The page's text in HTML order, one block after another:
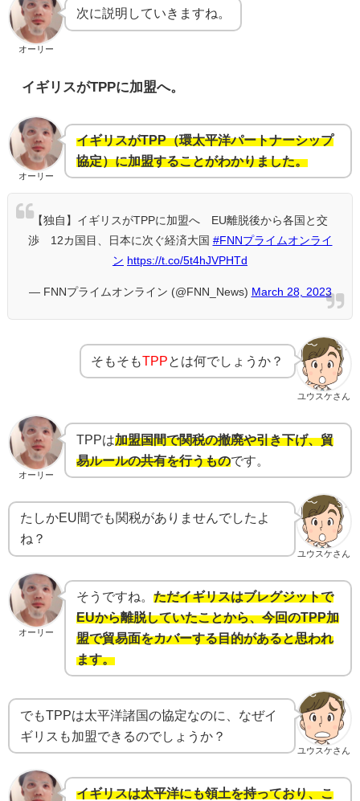
オーリー
次に説明していきますね。
イギリスがTPPに加盟へ。
オーリー
イギリスがTPP（環太平洋パートナーシップ
協定）に加盟することがわかりました。
【独自】イギリスがTPPに加盟へ EU離脱後から各国と交
渉 12カ国目、日本に次ぐ経済大国 #FNNプライムオンライ
ン https://t.co/5t4hJVPHTd
— FNNプライムオンライン (@FNN_News) March 28, 2023
ユウスケさん
そもそもTPP とは何でしょうか？
オーリー
TPPは加盟国間で関税の撤廃や引き下げ、貿
易ルールの共有を行うものです。
ユウスケさん
たしかEU間でも関税がありませんでしたよ
ね？
オーリー
そうですね。 ただイギリスはブレグジットで
EUから離脱していたことから、今回のTPP加
盟で貿易面をカバーする目的があると思われ
ます。
ユウスケさん
でもTPPは太平洋諸国の協定なのに、なぜイ
ギリスも加盟できるのでしょうか？
イギリスは太平洋にも領土を持っており、こ